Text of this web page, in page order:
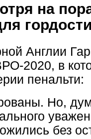
на
Англии
2020, в
пенальти:
Но,
без